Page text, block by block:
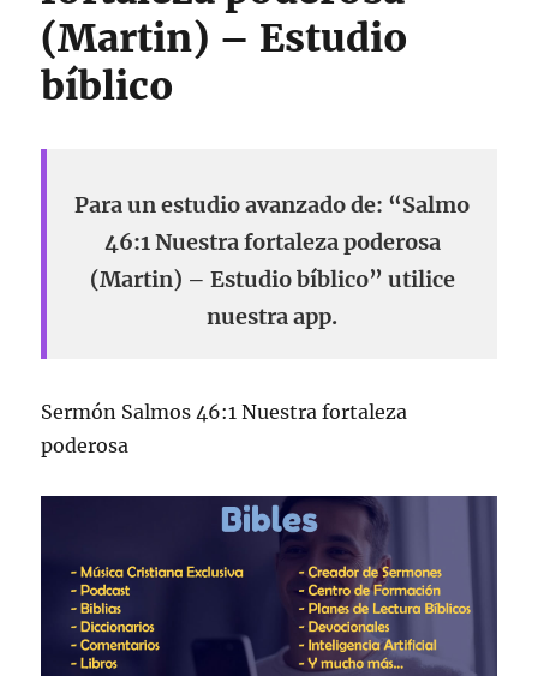
(Martin) – Estudio
bíblico
Para un estudio avanzado de: “Salmo
46:1 Nuestra fortaleza poderosa
(Martin) – Estudio bíblico” utilice
nuestra app.
Sermón Salmos 46:1 Nuestra fortaleza
poderosa